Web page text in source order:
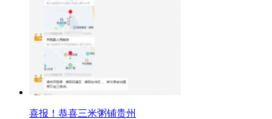
喜报！恭喜三米粥铺贵州